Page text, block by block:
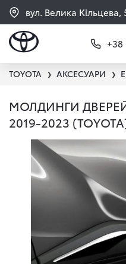
вул. Велика Кільцева,
+38
TOYOTA ❯ АКСЕСУАРИ ❯
МОЛДИНГИ
2019-2023